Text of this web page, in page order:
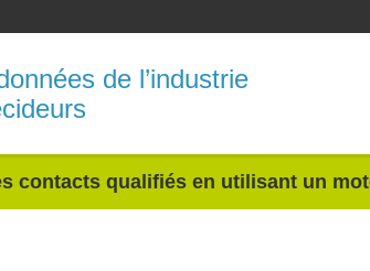
de l’industrie
contacts qualifiés en utilisant un